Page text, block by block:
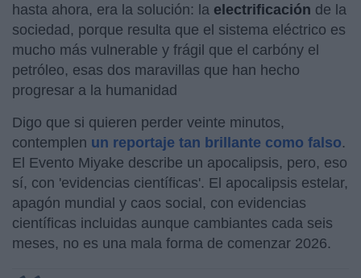
hasta ahora, era la solución: la electrificación de la
sociedad, porque resulta que el sistema eléctrico es
mucho más vulnerable y frágil que el carbóny el
petróleo, esas dos maravillas que han hecho
progresar a la humanidad
Digo que si quieren perder veinte minutos,
contemplen un reportaje tan brillante como falso.
El Evento Miyake describe un apocalipsis, pero, eso
sí, con 'evidencias científicas'. El apocalipsis estelar,
apagón mundial y caos social, con evidencias
científicas incluidas aunque cambiantes cada seis
meses, no es una mala forma de comenzar 2026.